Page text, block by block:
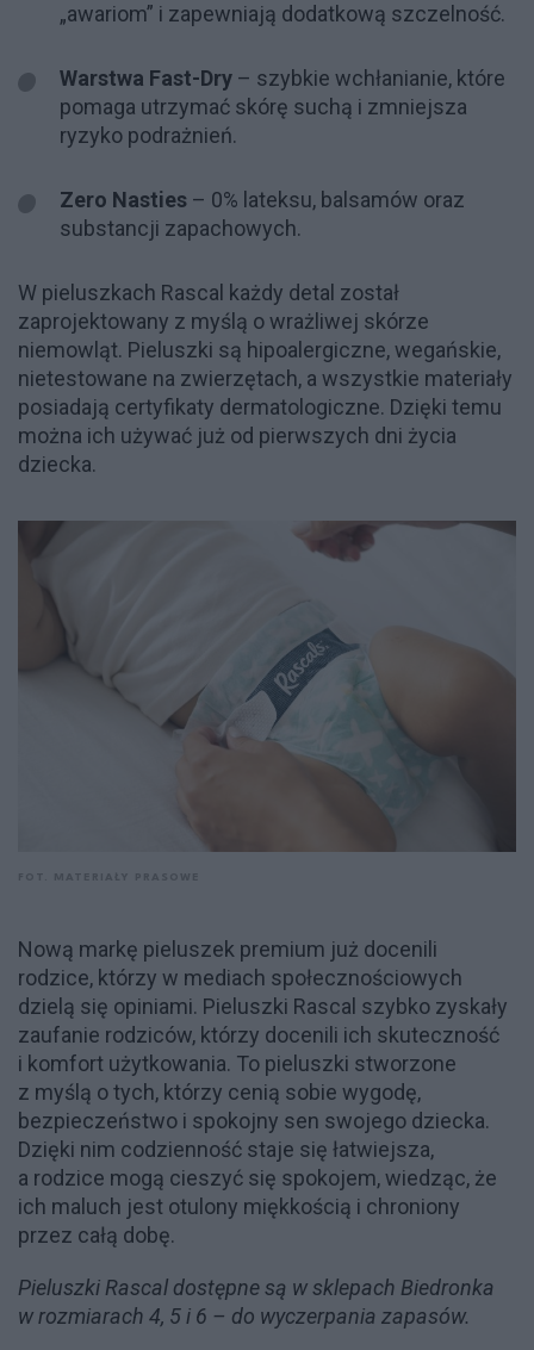
„awariom” i zapewniają dodatkową szczelność.
Warstwa Fast-Dry – szybkie wchłanianie, które
pomaga utrzymać skórę suchą i zmniejsza
ryzyko podrażnień.
Zero Nasties – 0% lateksu, balsamów oraz
substancji zapachowych.
W pieluszkach Rascal każdy detal został
zaprojektowany z myślą o wrażliwej skórze
niemowląt. Pieluszki są hipoalergiczne, wegańskie,
nietestowane na zwierzętach, a wszystkie materiały
posiadają certyfikaty dermatologiczne. Dzięki temu
można ich używać już od pierwszych dni życia
dziecka.
Nową markę pieluszek premium już docenili
rodzice, którzy w mediach społecznościowych
dzielą się opiniami. Pieluszki Rascal szybko zyskały
zaufanie rodziców, którzy docenili ich skuteczność
i komfort użytkowania. To pieluszki stworzone
z myślą o tych, którzy cenią sobie wygodę,
bezpieczeństwo i spokojny sen swojego dziecka.
Dzięki nim codzienność staje się łatwiejsza,
a rodzice mogą cieszyć się spokojem, wiedząc, że
ich maluch jest otulony miękkością i chroniony
przez całą dobę.
Pieluszki Rascal dostępne są w sklepach Biedronka
w rozmiarach 4, 5 i 6 – do wyczerpania zapasów.